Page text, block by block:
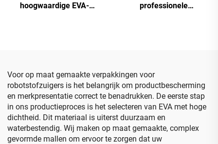
hoogwaardige EVA-
professionele
tassen en koffers
Voor op maat gemaakte verpakkingen voor
robotstofzuigers is het belangrijk om productbescherming
en merkpresentatie correct te benadrukken. De eerste stap
in ons productieproces is het selecteren van EVA met hoge
dichtheid. Dit materiaal is uiterst duurzaam en
waterbestendig. Wij maken op maat gemaakte, complex
gevormde mallen om ervoor te zorgen dat uw